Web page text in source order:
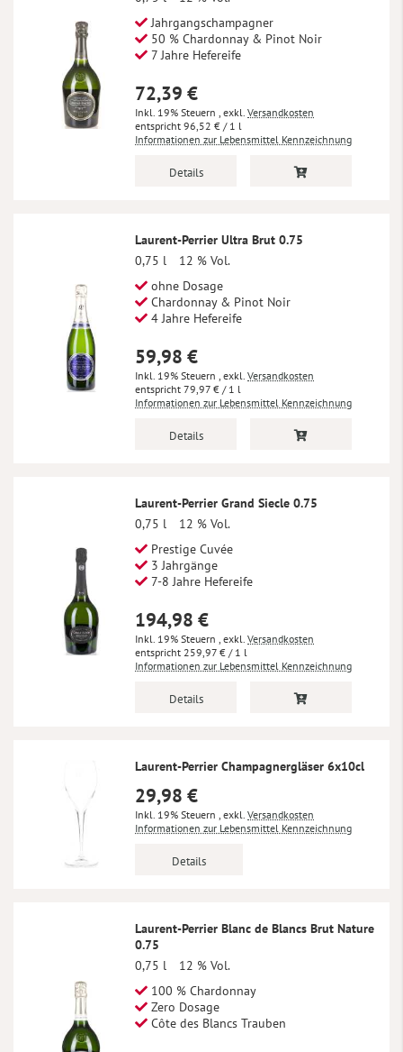
Jahrgangschampagner
50 % Chardonnay & Pinot Noir
7 Jahre Hefereife
72,39 €
Inkl. 19% Steuern exkl. Versandkosten
96,52 € / 1 l
Informationen zur Lebensmittel Kennzeichnung
Details
Laurent-Perrier Ultra Brut 0.75
0,75 l
12 % Vol.
ohne Dosage
Chardonnay & Pinot Noir
4 Jahre Hefereife
59,98 €
Inkl. 19% Steuern exkl. Versandkosten
79,97 € / 1 l
Informationen zur Lebensmittel Kennzeichnung
Details
Laurent-Perrier Grand Siecle 0.75
0,75 l
12 % Vol.
Prestige Cuvée
3 Jahrgänge
7-8 Jahre Hefereife
194,98 €
Inkl. 19% Steuern exkl. Versandkosten
259,97 € / 1 l
Informationen zur Lebensmittel Kennzeichnung
Details
Laurent-Perrier Champagnergläser 6x10cl
29,98 €
Inkl. 19% Steuern exkl. Versandkosten
Informationen zur Lebensmittel Kennzeichnung
Details
Laurent-Perrier Blanc de Blancs Brut Nature
0.75
0,75 l
12 % Vol.
100 % Chardonnay
Zero Dosage
Côte des Blancs Trauben